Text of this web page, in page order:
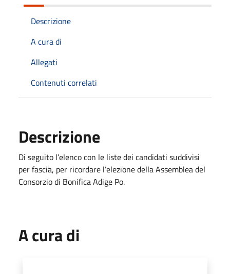
Descrizione
A cura di
Allegati
Contenuti correlati
Descrizione
Di seguito l’elenco con le liste dei candidati suddivisi
per fascia, per ricordare l’elezione della Assemblea del
Consorzio di Bonifica Adige Po.
A cura di